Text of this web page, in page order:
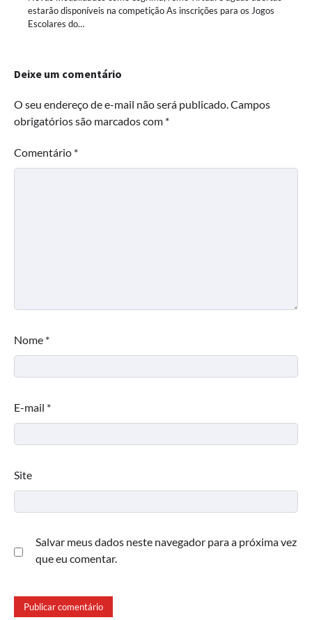
estarão disponíveis na competição As inscrições para os Jogos
Escolares do…
Deixe um comentário
O seu endereço de e-mail não será publicado.Campos
obrigatórios são marcados com *
Comentário *
Nome *
E-mail *
Site
Salvar meus dados neste navegador para a próxima vez
que eu comentar.